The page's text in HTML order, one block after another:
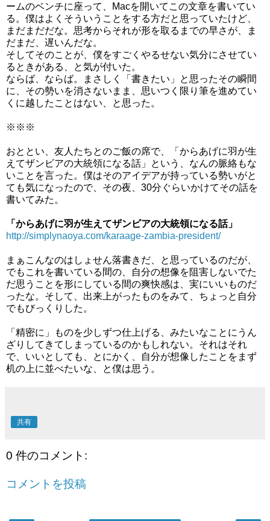
ームのベンチに座って、Macを開いてこの文章を書いてい
る。僕はよくそういうことをする方だと思っていたけど、
まだまだだな。思考からそれが形を取るまでの早さが、ま
だまだ、遅いんだな。
そしてそのことが、僕をすごくやるせない気分にさせてい
るときがある、と気が付いた。
ならば、ならば。まさしく「書きたい」と思ったその瞬間
に、その勢いを消さないまま、思いつく限り筆を進めてい
くに越したことはない、と思った。
※※※
おととい、友人たちとのご飯の席で、「からあげに羽が生
えてザンビアの大統領になる話」という、なんの脈絡もな
いことを言った。僕はそのアイデアが持っている勢いがと
ても気になったので、その夜、30分ぐらいかけてその話を
書いてみた。
「からあげに羽が生えてザンビアの大統領になる話」
http://simplynaoya.com/karaage-zambia-president/
まぁこんなのはしょせん落書きだ、と思っているのだが、
でもこれを書いている間の、自分の想像を阻害しないでた
だ思うことを形にしている間の爽快感は、実にいいものだ
ったな。そして、出来上がったものをみて、ちょっと自分
でもびっくりした。
「精密に」ものを少しずつ仕上げる、みたいなことにうん
ざりしてきてしまっているのかもしれない。それはそれ
で、いいとしても、とにかく、自分が想像したことをまず
机の上に並べたいな、と僕は思う。
共有
0 件のコメント:
コメントを投稿